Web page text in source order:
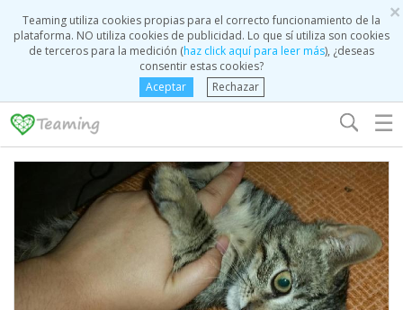
×
Teaming utiliza cookies propias para el correcto funcionamiento de la
plataforma. NO utiliza cookies de publicidad. Lo que sí utiliza son cookies
de terceros para la medición (haz click aquí para leer más), ¿deseas
consentir estas cookies?
Aceptar
Rechazar
☰